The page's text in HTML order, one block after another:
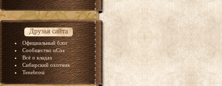
Друзья сайта
Официальный блог
Сообщество uCoz
Всё о кладах
Сибирский охотник
Tenebrosi